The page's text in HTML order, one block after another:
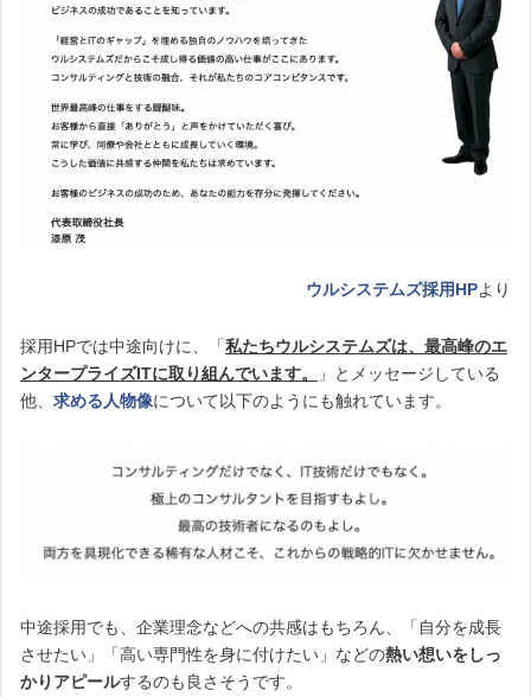
ウルシステムズ採用HPより
採用HPでは中途向けに、「私たちウルシステムズは、最高峰のエ
ンタープライズITに取り組んでいます。
」とメッセージしている
他、 求める人物像について以下のようにも触れています。
中途採用でも、企業理念などへの共感はもちろん、「自分を成長
させたい」「高い専門性を身に付けたい」などの熱い想いをしっ
かりアピールするのも良さそうです。